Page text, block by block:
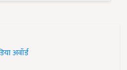
अवॉर्ड